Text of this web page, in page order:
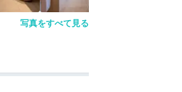
写真をすべて見る